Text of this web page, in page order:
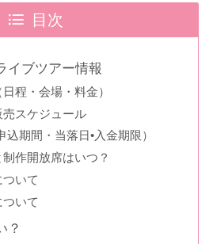
目次
ブツアー情報
程・会場・料金）
スケジュール
込期間・当落日•入金期限）
作開放席はいつ？
いて
ついて
？